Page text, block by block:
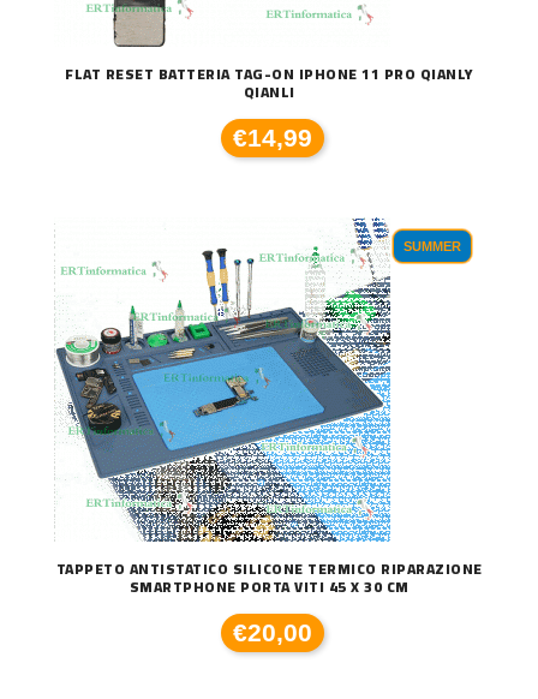
FLAT RESET BATTERIA TAG-ON IPHONE 11 PRO QIANLY
QIANLI
€14,99
SUMMER
TAPPETO ANTISTATICO SILICONE TERMICO RIPARAZIONE
SMARTPHONE PORTA VITI 45 X 30 CM
€20,00